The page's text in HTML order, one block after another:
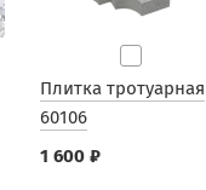
Плитка тротуарная
60106
1 600 ₽